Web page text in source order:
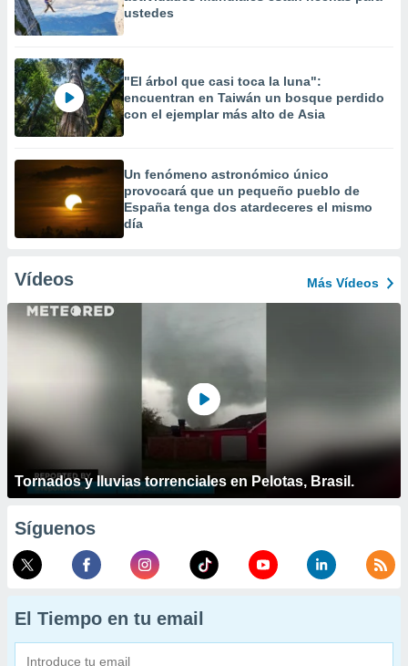
ustedes
"El árbol que casi toca la luna":
encuentran en Taiwán un bosque perdido
con el ejemplar más alto de Asia
Un fenómeno astronómico único
provocará que un pequeño pueblo de
España tenga dos atardeceres el mismo
día
Vídeos Más Vídeos
Tornados y lluvias torrenciales en Pelotas, Brasil.
Síguenos
El Tiempo en tu email